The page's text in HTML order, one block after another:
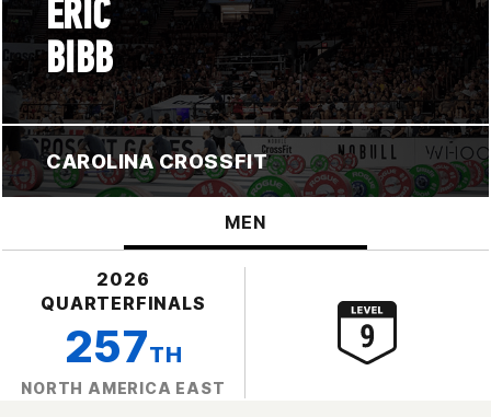
ERIC
BIBB
CAROLINA CROSSFIT
MEN
2026
QUARTERFINALS
257TH
NORTH AMERICA EAST